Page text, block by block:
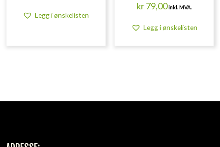
Legg i ønskelisten
kr79,00inkl. MVA.
Legg i ønskelisten